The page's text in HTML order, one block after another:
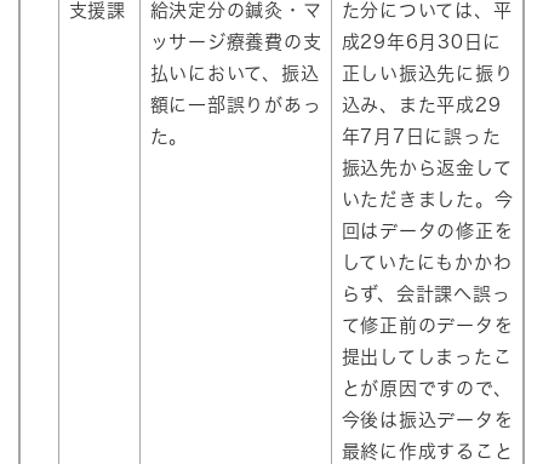
支援課
給決定分の鍼灸・マ
ッサージ療養費の支
払いにおいて、振込
額に一部誤りがあっ
た。
た分については、平
成29年6月30日に
正しい振込先に振り
込み、また平成29
年7月7日に誤った
振込先から返金して
いただきました。今
回はデータの修正を
していたにもかかわ
らず、会計課へ誤っ
て修正前のデータを
提出してしまったこ
とが原因ですので、
今後は振込データを
最終に作成すること